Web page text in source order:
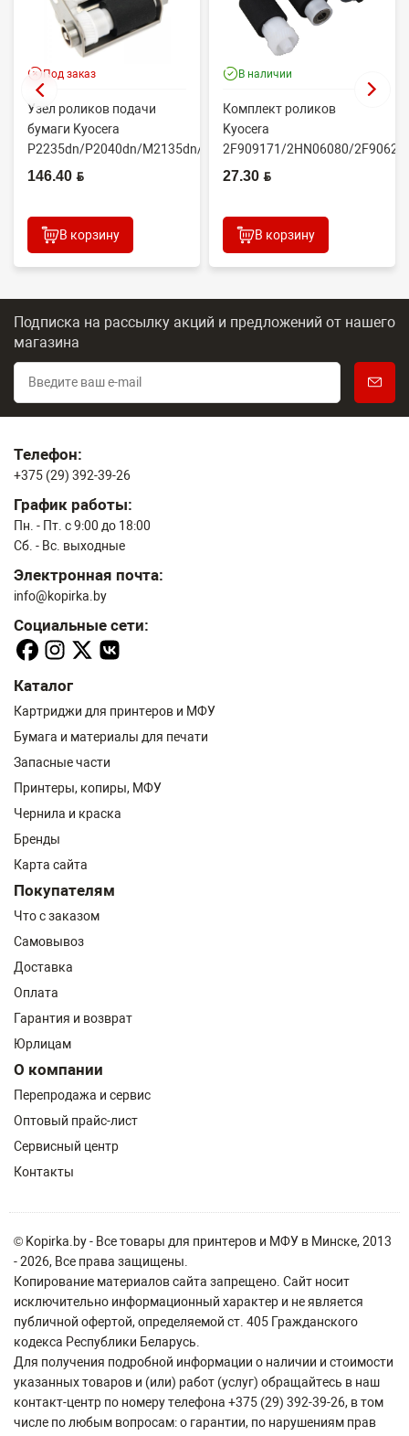
Под заказ
Узел роликов подачи
бумаги Kyocera
P2235dn/P2040dn/M2135dn/M2635dn/M2735dw/M2040dn
(O...
146.40 BYN
В корзину
В наличии
Комплект роликов
Kyocera
2F909171/2HN06080/
(CET7806)
27.30 BYN
В корзину
Подписка на рассылку акций и предложений от нашего
магазина
Телефон:
+375 (29) 392-39-26
График работы:
Пн. - Пт. с 9:00 до 18:00
Сб. - Вс. выходные
Электронная почта:
info@kopirka.by
Социальные сети:
Каталог
Картриджи для принтеров и МФУ
Бумага и материалы для печати
Запасные части
Принтеры, копиры, МФУ
Чернила и краска
Бренды
Карта сайта
Покупателям
Что с заказом
Самовывоз
Доставка
Оплата
Гарантия и возврат
Юрлицам
О компании
Перепродажа и сервис
Оптовый прайс-лист
Сервисный центр
Контакты
© Kopirka.by - Все товары для принтеров и МФУ в Минске, 2013
- 2026, Все права защищены.
Копирование материалов сайта запрещено. Сайт носит
исключительно информационный характер и не является
публичной офертой, определяемой ст. 405 Гражданского
кодекса Республики Беларусь.
Для получения подробной информации о наличии и стоимости
указанных товаров и (или) работ (услуг) обращайтесь в наш
контакт-центр по номеру телефона +375 (29) 392-39-26, в том
числе по любым вопросам: о гарантии, по нарушениям прав